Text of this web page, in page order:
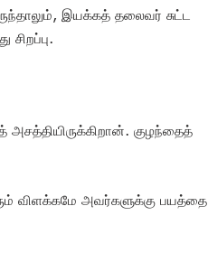
இயக்கத் தலைவர் சுட்ட
குழந்தைத்
விளக்கமே அவர்களுக்கு பயத்தை